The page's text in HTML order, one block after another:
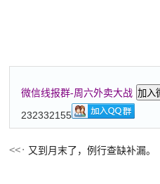
微信线报群-周六外卖大战 加入
232332155
又到月末了，例行查缺补漏。